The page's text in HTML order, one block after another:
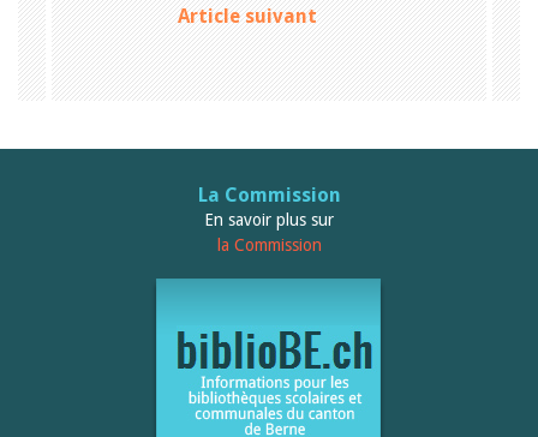
Markus Jost
Markus Keel
Blaise Humbert-Droz
Sarah Jenni
Gabriela Hammel
Tous les auteurs
Article suivant
La Commission
En savoir plus sur
la Commission